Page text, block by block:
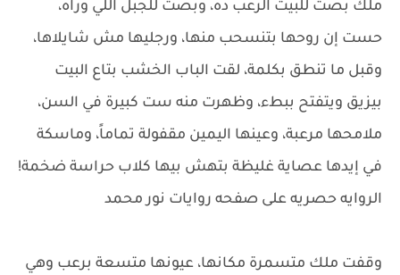
ملك بصت للبيت الرعب ده، وبصت للجبل اللي وراه،
حست إن روحها بتنسحب منها، ورجليها مش شايلاها،
وقبل ما تنطق بكلمة، لقت الباب الخشب بتاع البيت
بيزيق ويتفتح ببطء، وظهرت منه ست كبيرة في السن،
ملامحها مرعبة، وعينها اليمين مقفولة تماماً، وماسكة
في إيدها عصاية غليظة بتهش بيها كلاب حراسة ضخمة!
الروايه حصريه على صفحه روايات نور محمد
وقفت ملك متسمرة مكانها، عيونها متسعة برعب وهي